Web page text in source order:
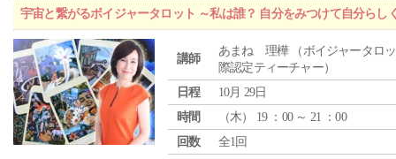
宇宙と繋がるボイジャータロット ～私は誰？ 自分をみつけて自分らし
講師
あまね 理樺 （ボイジャータロ
際認定ティーチャー）
日程
10月 29日
時間
（木） 19 ：00 ～ 21 ：00
回数
全1回